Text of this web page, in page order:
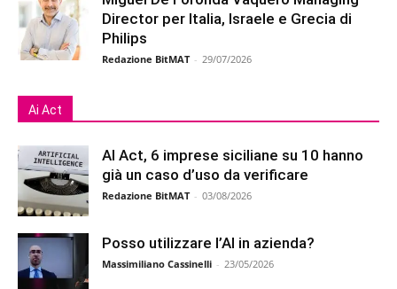
Director per Italia, Israele e Grecia di
Philips
Redazione BitMAT - 29/07/2026
Ai Act
AI Act, 6 imprese siciliane su 10 hanno
già un caso d’uso da verificare
Redazione BitMAT - 03/08/2026
Posso utilizzare l’AI in azienda?
Massimiliano Cassinelli - 23/05/2026